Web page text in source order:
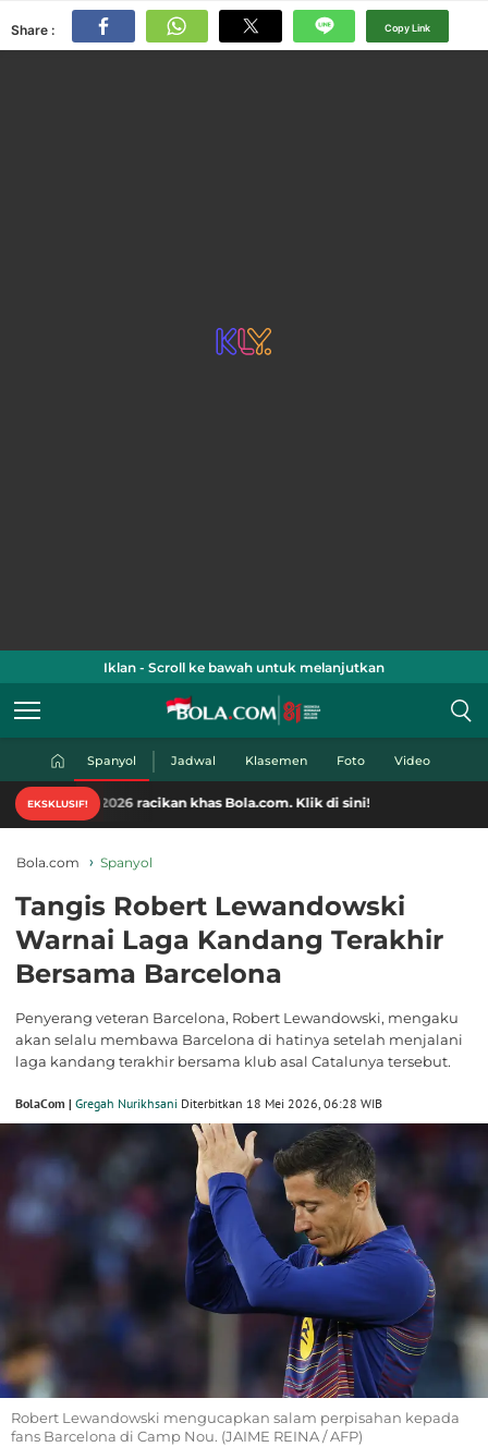
Share : Copy Link
Iklan - Scroll ke bawah untuk melanjutkan
Spanyol Jadwal Klasemen Foto Video
EKSKLUSIF!
racikan khas Bola.com. Klik di sini!
Bola.com Spanyol
Tangis Robert Lewandowski
Warnai Laga Kandang Terakhir
Bersama Barcelona
Penyerang veteran Barcelona, Robert Lewandowski, mengaku
akan selalu membawa Barcelona di hatinya setelah menjalani
laga kandang terakhir bersama klub asal Catalunya tersebut.
BolaCom | Gregah Nurikhsani Diterbitkan 18 Mei 2026, 06:28 WIB
Robert Lewandowski mengucapkan salam perpisahan kepada
fans Barcelona di Camp Nou. (JAIME REINA / AFP)